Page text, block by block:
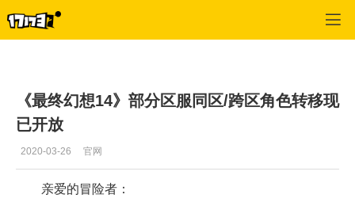
《最终幻想14》部分区服同区/跨区角色转移现
已开放
2020-03-26 官网
亲爱的冒险者：